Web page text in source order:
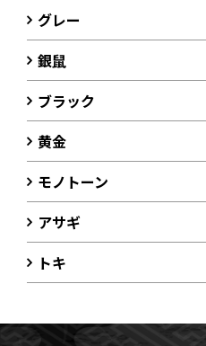
グレー
銀鼠
ブラック
黄金
モノトーン
アサギ
トキ